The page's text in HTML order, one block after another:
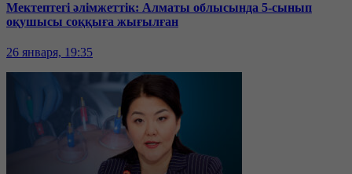
Мектептегі әлімжеттік: Алматы облысында 5-сынып
оқушысы соққыға жығылған
26 января, 19:35